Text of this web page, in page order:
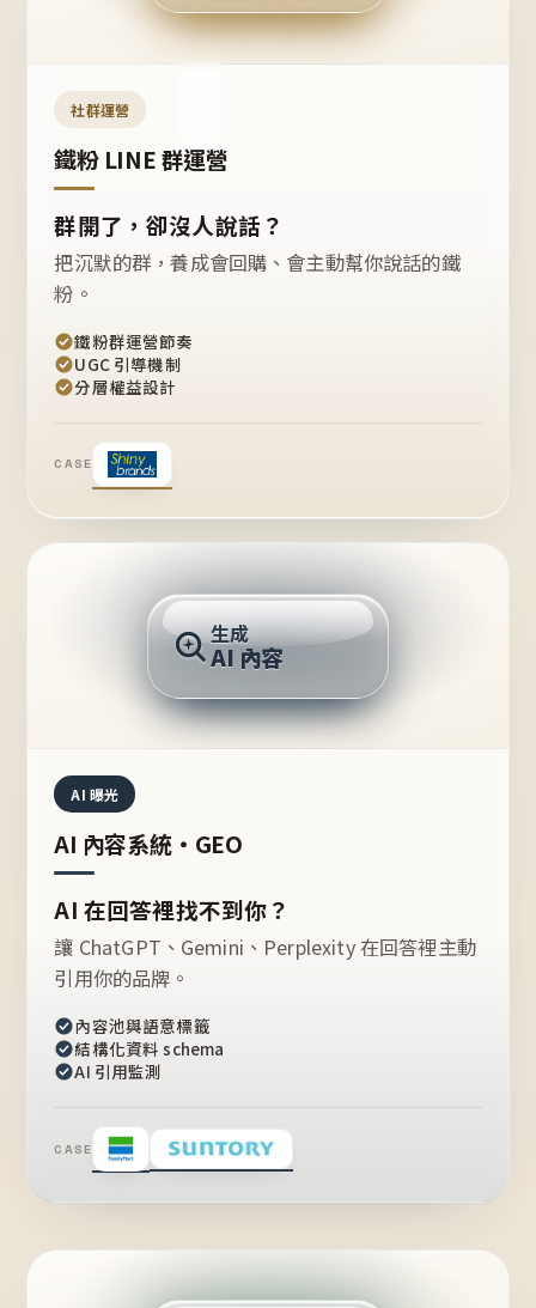
開團
嗎？
社群運營
鐵粉 LINE 群運營
群開了，卻沒人說話？
把沉默的群，養成會回購、會主動幫你說話的鐵
粉。
鐵粉群運營節奏
UGC 引導機制
分層權益設計
CASE
推薦的台灣品牌？
生成
AI 內容
AI 曝光
AI 內容系統・GEO
AI 在回答裡找不到你？
讓 ChatGPT、Gemini、Perplexity 在回答裡主動
引用你的品牌。
內容池與語意標籤
結構化資料 schema
AI 引用監測
CASE